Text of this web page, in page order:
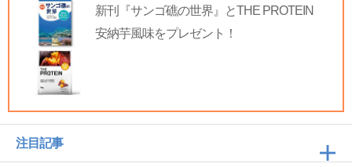
新刊『サンゴ礁の世界』とTHE PROTEIN
安納芋風味をプレゼント！
注目記事